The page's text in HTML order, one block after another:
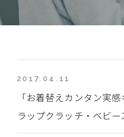
2017.04.11
「お着替えカンタン実
ラップクラッチ・ベビ